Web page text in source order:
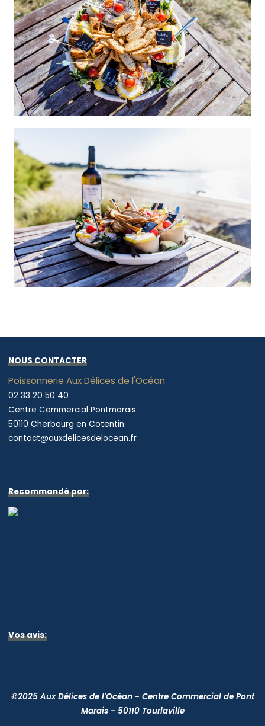
NOUS CONTACTER
Poissonnerie Aux Délices de l'Océan
02 33 20 50 40
Centre Commercial Pontmarais
50110 Cherbourg en Cotentin
contact@auxdelicesdelocean.fr
Recommandé par:
Vos avis:
©2025 Aux Délices de l'Océan - Centre Commercial de Pont
Marais - 50110 Tourlaville